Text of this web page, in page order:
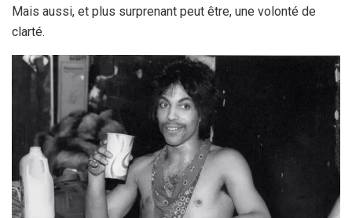
Mais aussi, et plus surprenant peut être, une volonté de
clarté.